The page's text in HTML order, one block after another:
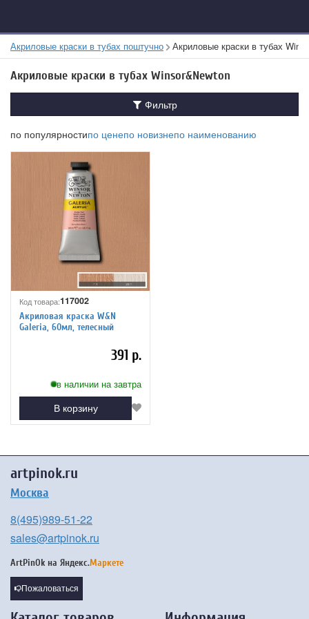
Акриловые краски в тубах поштучно Акриловые краски в тубах
Акриловые краски в тубах Winsor&Newton
Фильтр
по популярностипо ценепо новизнепо наименованию
Код товара:117002
Акриловая краска W&N
Galeria, 60мл, телесный
391 р.
в наличии на завтра
В корзину
artpinok.ru
Москва
8(495)989-51-22
sales@artpinok.ru
ArtPinOk на Яндекс.Маркете
Пожаловаться